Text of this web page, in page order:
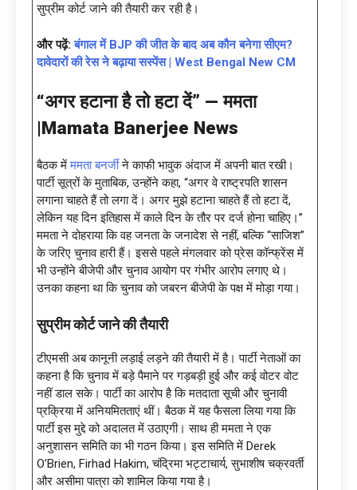
सुप्रीम कोर्ट जाने की तैयारी कर रही है।
और पढ़ें:बंगाल में BJP की जीत के बाद अब कौन बनेगा सीएम?
दावेदारों की रेस ने बढ़ाया सस्पेंस | West Bengal New CM
“अगर हटाना है तो हटा दें” — ममता
|Mamata Banerjee News
बैठक मेंममता बनर्जीने काफी भावुक अंदाज में अपनी बात रखी।
पार्टी सूत्रों के मुताबिक, उन्होंने कहा, “अगर वे राष्ट्रपति शासन
लगाना चाहते हैं तो लगा दें। अगर मुझे हटाना चाहते हैं तो हटा दें,
लेकिन यह दिन इतिहास में काले दिन के तौर पर दर्ज होना चाहिए।”
ममता ने दोहराया कि वह जनता के जनादेश से नहीं, बल्कि “साजिश”
के जरिए चुनाव हारी हैं। इससे पहले मंगलवार को प्रेस कॉन्फ्रेंस में
भी उन्होंने बीजेपी और चुनाव आयोग पर गंभीर आरोप लगाए थे।
उनका कहना था कि चुनाव को जबरन बीजेपी के पक्ष में मोड़ा गया।
सुप्रीम कोर्ट जाने की तैयारी
टीएमसी अब कानूनी लड़ाई लड़ने की तैयारी में है। पार्टी नेताओं का
कहना है कि चुनाव में बड़े पैमाने पर गड़बड़ी हुई और कई वोटर वोट
नहीं डाल सके। पार्टी का आरोप है कि मतदाता सूची और चुनावी
प्रक्रिया में अनियमितताएं थीं। बैठक में यह फैसला लिया गया कि
पार्टी इस मुद्दे को अदालत में उठाएगी। साथ ही ममता ने एक
अनुशासन समिति का भी गठन किया। इस समिति में Derek
O’Brien, Firhad Hakim, चंद्रिमा भट्टाचार्य, सुभाशीष चक्रवर्ती
और असीमा पात्रा को शामिल किया गया है।